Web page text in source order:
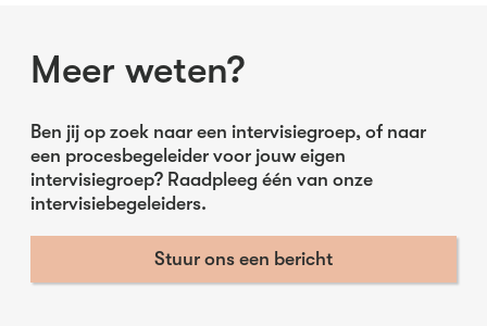
Meer weten?
Ben jij op zoek naar een intervisiegroep, of naar
een procesbegeleider voor jouw eigen
intervisiegroep? Raadpleeg één van onze
intervisiebegeleiders.
Stuur ons een bericht